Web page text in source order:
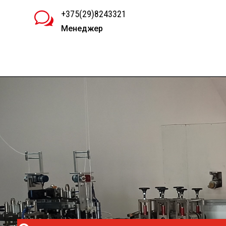
w +375(29)8243321
Менеджер